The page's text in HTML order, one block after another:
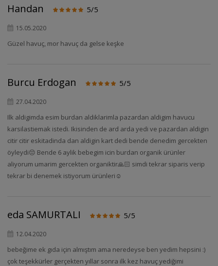
Handan 5/5
15.05.2020
Güzel havuç, mor havuç da gelse keşke
Burcu Erdogan 5/5
27.04.2020
Ilk aldigimda esim burdan aldiklarimla pazardan aldigim havucu
karsilastiemak istedi. Ikisinden de ard arda yedi ve pazardan aldigin
citir citir eskitadinda dan aldigin kart dedi bende denedim gercekten
öyleydi😔 Bende 6 aylik bebegim icin burdan organik ürünler
aliyorum umarim gercekten organiktir🙏🏻 simdi tekrar siparis verip
tekrar bi denemek istiyorum ürünleri☺️
eda SAMURTALI 5/5
12.04.2020
bebeğime ek gıda için almıştım ama neredeyse ben yedim hepsini :)
çok teşekkürler gerçekten yıllar sonra ilk kez havuç yediğimi